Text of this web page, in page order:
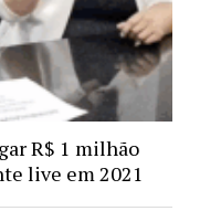
R$ 1 milhão
live em 2021